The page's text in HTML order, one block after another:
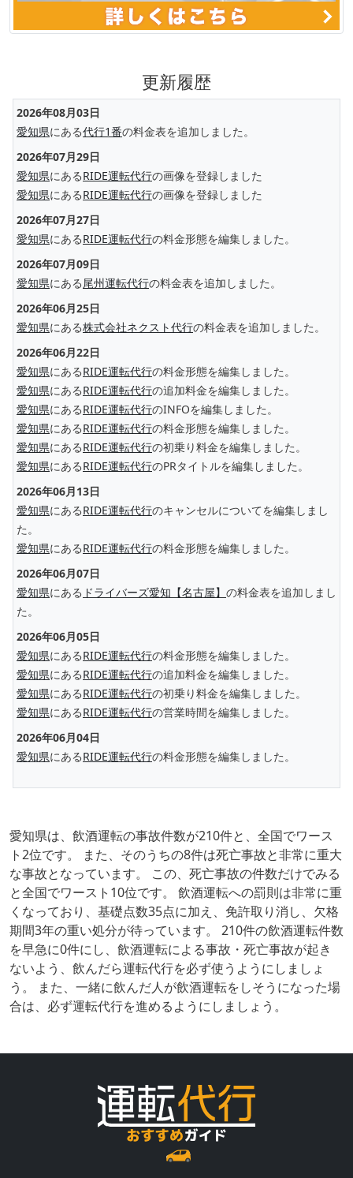
更新履歴
2026年08月03日
愛知県にある代行1番の料金表を追加しました。
2026年07月29日
愛知県にあるRIDE運転代行の画像を登録しました
愛知県にあるRIDE運転代行の画像を登録しました
2026年07月27日
愛知県にあるRIDE運転代行の料金形態を編集しました。
2026年07月09日
愛知県にある尾州運転代行の料金表を追加しました。
2026年06月25日
愛知県にある株式会社ネクスト代行の料金表を追加しました。
2026年06月22日
愛知県にあるRIDE運転代行の料金形態を編集しました。
愛知県にあるRIDE運転代行の追加料金を編集しました。
愛知県にあるRIDE運転代行のINFOを編集しました。
愛知県にあるRIDE運転代行の料金形態を編集しました。
愛知県にあるRIDE運転代行の初乗り料金を編集しました。
愛知県にあるRIDE運転代行のPRタイトルを編集しました。
2026年06月13日
愛知県にあるRIDE運転代行のキャンセルについてを編集しまし
た。
愛知県にあるRIDE運転代行の料金形態を編集しました。
2026年06月07日
愛知県にある ドライバーズ愛知【名古屋】 の料金表を追加しまし
た。
2026年06月05日
愛知県にあるRIDE運転代行の料金形態を編集しました。
愛知県にあるRIDE運転代行の追加料金を編集しました。
愛知県にあるRIDE運転代行の初乗り料金を編集しました。
愛知県にあるRIDE運転代行の営業時間を編集しました。
2026年06月04日
愛知県にあるRIDE運転代行の料金形態を編集しました。
愛知県は、飲酒運転の事故件数が210件と、全国でワース
ト2位です。 また、そのうちの8件は死亡事故と非常に重大
な事故となっています。 この、死亡事故の件数だけでみる
と全国でワースト10位です。 飲酒運転への罰則は非常に重
くなっており、基礎点数35点に加え、免許取り消し、欠格
期間3年の重い処分が待っています。 210件の飲酒運転件数
を早急に0件にし、飲酒運転による事故・死亡事故が起き
ないよう、飲んだら運転代行を必ず使うようにしましょ
う。 また、一緒に飲んだ人が飲酒運転をしそうになった場
合は、必ず運転代行を進めるようにしましょう。